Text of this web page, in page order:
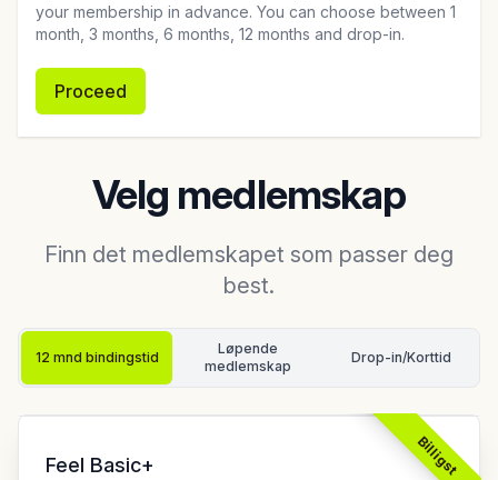
your membership in advance. You can choose between 1
month, 3 months, 6 months, 12 months and drop-in.
Proceed
Velg medlemskap
Finn det medlemskapet som passer deg
best.
12 mnd bindingstid
Løpende
medlemskap
Drop-in/Korttid
Billigst
Feel Basic+